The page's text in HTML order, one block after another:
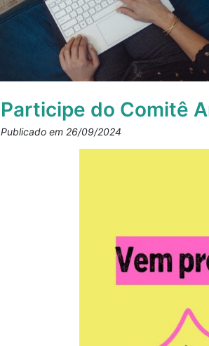
Participe do Comitê
Publicado em 26/09/2024